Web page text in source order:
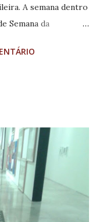
A semana dentro
Semana da
foi escolhida por
Palmares, em
diversas entidades,
palestras e eventos
todas as gerações.
negra e que
do negro no